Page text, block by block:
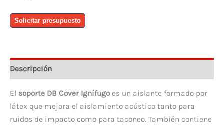
Soporte
DB
vinilo
Solicitar presupuesto
Descripción
El soporte DB Cover Ignífugoes un aislante formado por
látex que mejora el aislamiento acústico tanto para
ruidos de impacto como para taconeo. También contiene